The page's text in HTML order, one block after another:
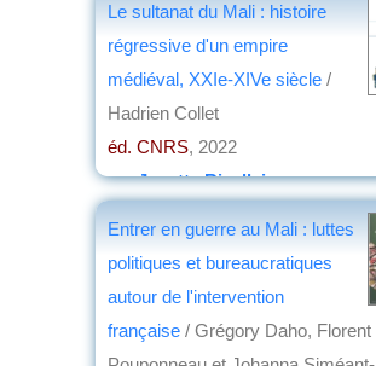
Le sultanat du Mali : histoire
régressive d'un empire
médiéval, XXIe-XIVe siècle /
Hadrien Collet
éd. CNRS, 2022
parJosette Rivallain
Entrer en guerre au Mali : luttes
politiques et bureaucratiques
autour de l'intervention
française / Grégory Daho, Florent